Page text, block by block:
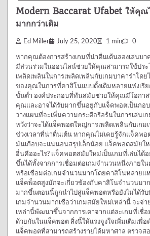
Modern Baccarat Ufabet ให้คุณ
มากกว่าเดิม
Ed Miller July 25, 2020 1 min 0
หากคุณต้องการสร้างเกมที่น่าตื่นเต้นลองเล่นบ
มีส่วนร่วมในออนไลน์ช่วยให้คุณสามารถใช้ปร
เพลิดเพลินในการเพลิดเพลินกับเกมบาคาร่าโดย
ของคุณในการที่คาสิโนแบบดั้งเดิมหลายแห่งเรี
ขั้นต่ำ องค์ประกอบที่ทันสมัยช่วยให้คุณมีโอกาส
คุณและอาจได้รับมากขึ้นอยู่กับแจ็คพอตเป็นกอ
วางแผนที่จะเพิ่มความกระตือรือร้นในการเล่น
หวังว่าจะได้แจ็คพอตใหญ่การเพลิดเพลินกับเกมเ
ช่วงเวลาที่น่าตื่นเต้น หากคุณไม่เคยรู้จักแจ็คพ
มันเกือบจะแน่นอนสรุปเล็กน้อย แจ็คพอตสมัยใ
อื่นคืออะไร? แจ็คพอตสมัยใหม่เป็นเกมที่เล่นได้อ
ขึ้นได้ทั้งจากการเชื่อมต่อเกมจำนวนหนึ่งภายใ
หรือเชื่อมต่อเกมจำนวนมากโดยคาสิโนหลายแ
แจ็คพ็อตสูงมักจะเกี่ยวข้องกับคาสิโนจำนวนมา
มากขึ้นตอนนี้ถูกนำไปสู่แจ็คพอตหรือยังไม่ได้รั
เกมจำนวนมากเชื่อว่าเกมสมัยใหม่เหล่านี้ จะจ่
เหล่านี้พัฒนาขึ้นจากการเดาจากแต่ละเกมที่เชื่
ด้วยกันในแจ็คพอต สิ่งนี้ให้แรงจูงใจเพิ่มเติมเพื่อ
แจ็คพอตที่สามารถสร้างรายได้มหาศาล ตรวจ